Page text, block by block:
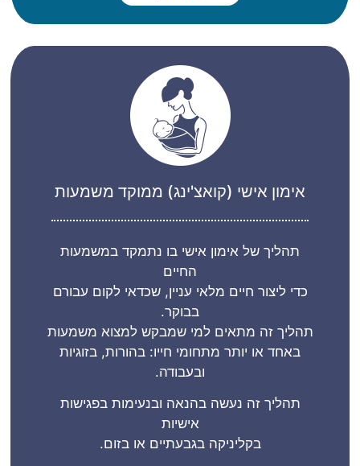
אימון אישי (קואצ'ינג) ממוקד משמעות
תהליך של אימון אישי בו נתמקד במשמעות
החיים
כדי ליצור חיים מלאי עניין, שכדאי לקום עבורם
בבוקר.
תהליך זה מתאים למי שמבקש למצוא משמעות
באחד או יותר מתחומי חייו: בהורות, בזוגיות
ובעבודה.
תהליך זה נעשה בהנאה ובנעימות בפגישות
אישיות
בקליניקה בגבעתיים או בזום.